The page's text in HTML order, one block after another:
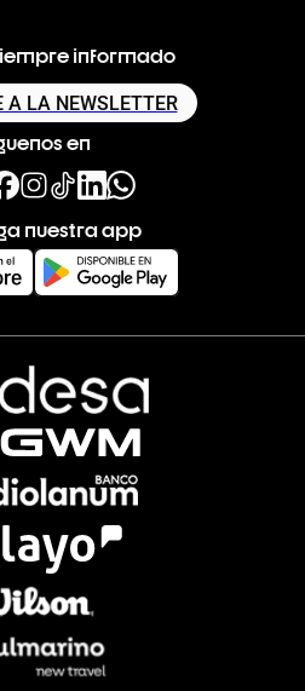
informado
A LA NEWSLETTER
en
nuestra app